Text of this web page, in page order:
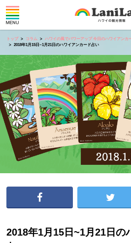
トップ コラム
ハワイの風でパワーアップ 今日のハワイアンカ
2018年1月15日~1月21日のハワイアンカード占い
2018年1月15日~1月21日の